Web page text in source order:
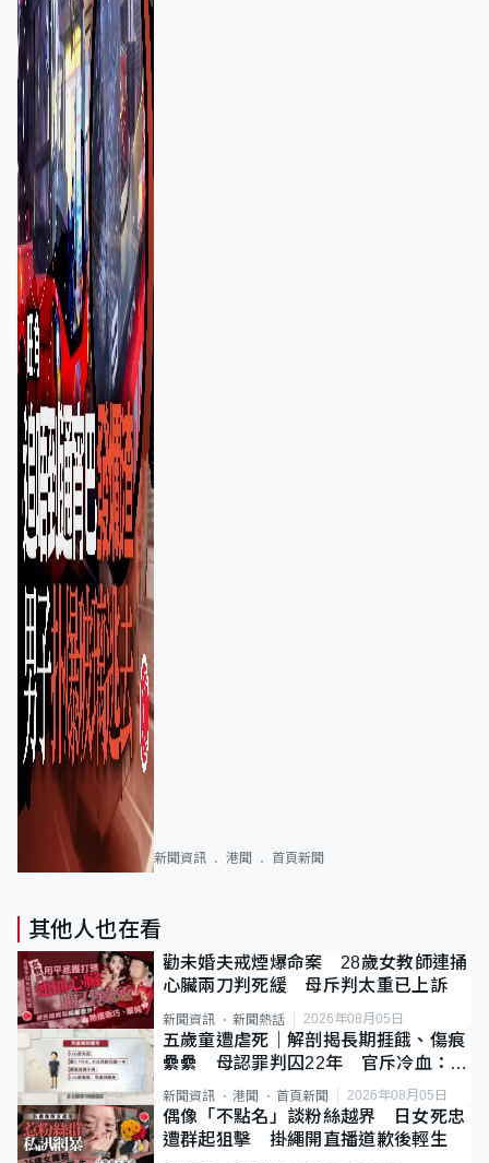
新聞資訊 港聞 首頁新聞
其他人也在看
勸未婚夫戒煙爆命案 28歲女教師連捅
心臟兩刀判死緩 母斥判太重已上訴
新聞資訊 新聞熱話 2026年08月05日
五歲童遭虐死｜解剖揭長期捱餓、傷痕
纍纍 母認罪判囚22年 官斥冷血：同
類案最惡劣
新聞資訊 港聞 首頁新聞 2026年08月05日
偶像「不點名」談粉絲越界 日女死忠
遭群起狙擊 掛繩開直播道歉後輕生